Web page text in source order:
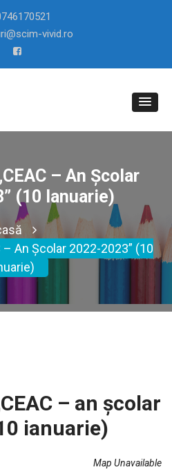
vivid.ro
– An Școlar
(10 Ianuarie)
– An Școlar 2022-2023” (10
– an școlar
ianuarie)
Map Unavailable